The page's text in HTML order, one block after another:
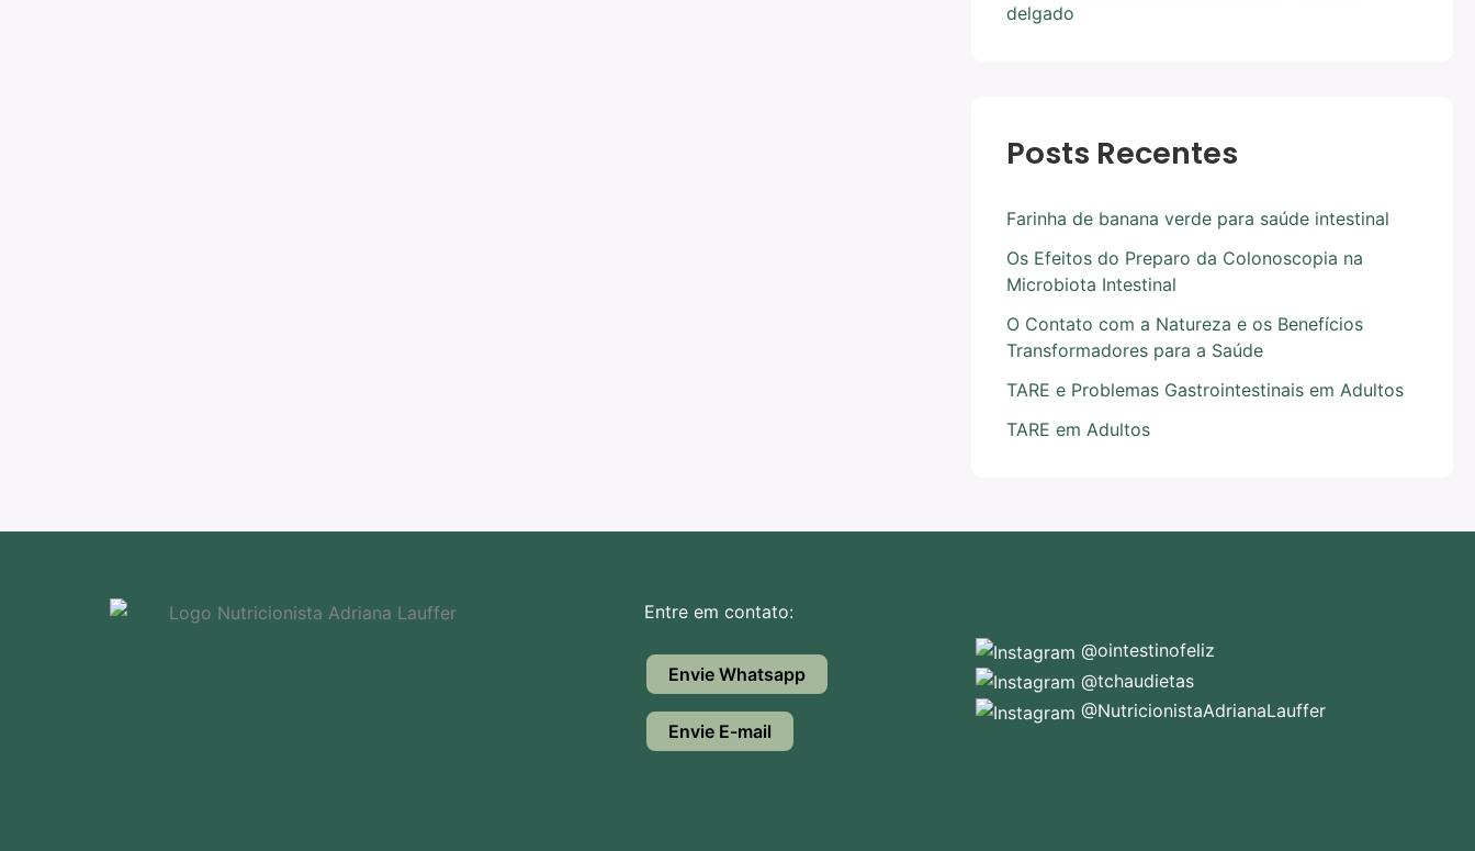
delgado
Posts Recentes
Farinha de banana verde para saúde intestinal
Os Efeitos do Preparo da Colonoscopia na
Microbiota Intestinal
O Contato com a Natureza e os Benefícios
Transformadores para a Saúde
TARE e Problemas Gastrointestinais em Adultos
TARE em Adultos
Entre em contato:
Envie Whatsapp
Envie E-mail
@ointestinofeliz
@tchaudietas
@NutricionistaAdrianaLauffer